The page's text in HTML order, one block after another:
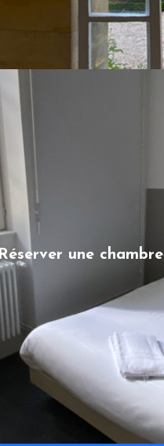
Réserver une chambre